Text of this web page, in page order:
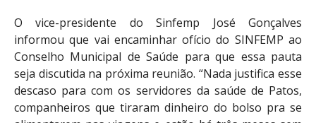
O vice-presidente do Sinfemp José Gonçalves
informou que vai encaminhar ofício do SINFEMP ao
Conselho Municipal de Saúde para que essa pauta
seja discutida na próxima reunião. “Nada justifica esse
descaso para com os servidores da saúde de Patos,
companheiros que tiraram dinheiro do bolso pra se